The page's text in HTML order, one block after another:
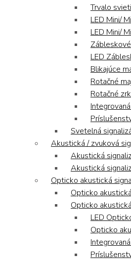
Trvalo
LED Mini/
LED Mini/
LED
Blikajúce
Rotačné
Rotačné
Svetelná
Akustická / zvuková
Akustická
Akustická
Opticko akustická
Opticko
Opticko
LED
Opticko